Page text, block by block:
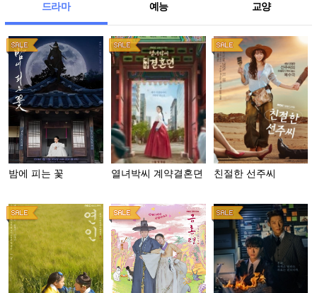
드라마 예능 교양
밤에 피는 꽃 열녀박씨 계약결혼뎐 친절한 선주씨